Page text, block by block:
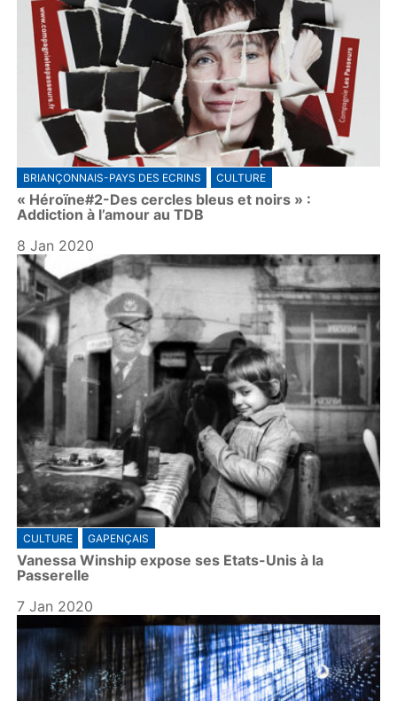
BRIANÇONNAIS-PAYS DES ECRINS CULTURE
« Héroïne#2-Des cercles bleus et noirs » :
Addiction à l’amour au TDB
8 Jan 2020
CULTURE GAPENÇAIS
Vanessa Winship expose ses Etats-Unis à la
Passerelle
7 Jan 2020